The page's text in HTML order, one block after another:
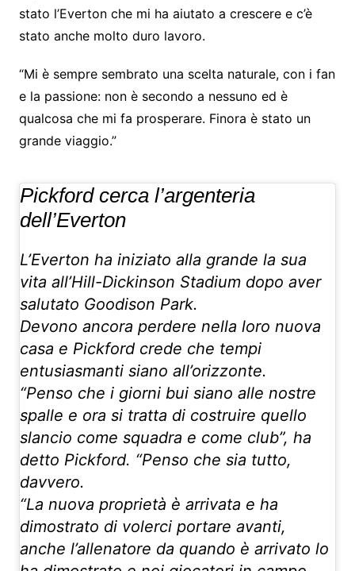
stato l’Everton che mi ha aiutato a crescere e c’è
stato anche molto duro lavoro.
“Mi è sempre sembrato una scelta naturale, con i fan
e la passione: non è secondo a nessuno ed è
qualcosa che mi fa prosperare. Finora è stato un
grande viaggio.”
Pickford cerca l’argenteria
dell’Everton
L’Everton ha iniziato alla grande la sua
vita all’Hill-Dickinson Stadium dopo aver
salutato Goodison Park.
Devono ancora perdere nella loro nuova
casa e Pickford crede che tempi
entusiasmanti siano all’orizzonte.
“Penso che i giorni bui siano alle nostre
spalle e ora si tratta di costruire quello
slancio come squadra e come club”, ha
detto Pickford. “Penso che sia tutto,
davvero.
“La nuova proprietà è arrivata e ha
dimostrato di volerci portare avanti,
anche l’allenatore da quando è arrivato lo